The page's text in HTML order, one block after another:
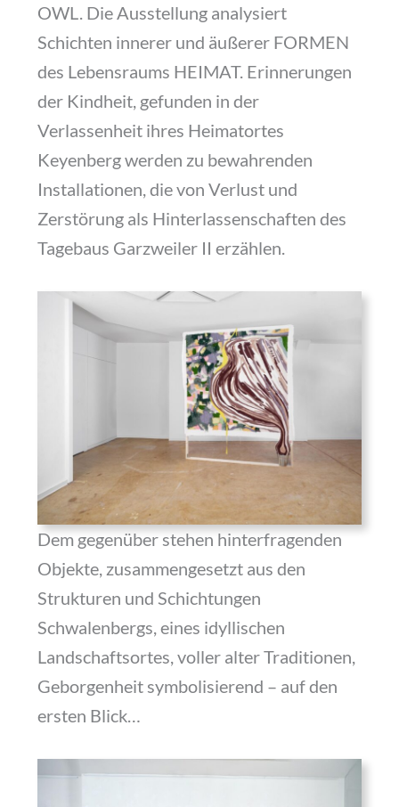
OWL. Die Ausstellung analysiert
Schichten innerer und äußerer FORMEN
des Lebensraums HEIMAT. Erinnerungen
der Kindheit, gefunden in der
Verlassenheit ihres Heimatortes
Keyenberg werden zu bewahrenden
Installationen, die von Verlust und
Zerstörung als Hinterlassenschaften des
Tagebaus Garzweiler II erzählen.
Dem gegenüber stehen hinterfragenden
Objekte, zusammengesetzt aus den
Strukturen und Schichtungen
Schwalenbergs, eines idyllischen
Landschaftsortes, voller alter Traditionen,
Geborgenheit symbolisierend – auf den
ersten Blick…